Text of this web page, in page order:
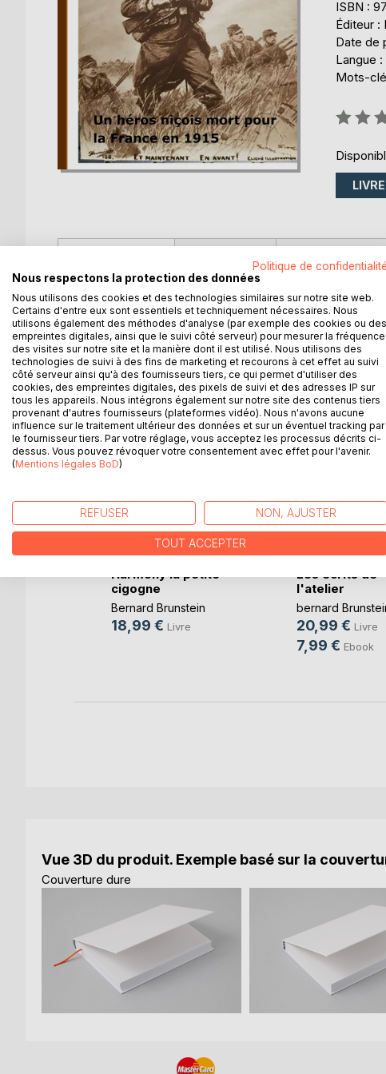
ISBN :
Éditeur :
Date de
Langue
Mots-
LIVRE
Histoire d'un jeune niçois mort pour la France en 1915
CRITIQUES
D’AUTRES TITRES À
Harmony la petite
cigogne
Bernard Brunstein
18,99 € Livre
Les écrits de
l'atelier
bernard
20,99 € Livre
7,99 € Ebook
Vue 3D du produit. Exemple basé sur la
Couverture dure
Politique de confidentialité
Nous respectons la protection des données
Nous utilisons des cookies et des technologies similaires sur notre site web.
Certains d'entre eux sont essentiels et techniquement nécessaires. Nous
utilisons également des méthodes d'analyse (par exemple des cookies ou des
empreintes digitales, ainsi que le suivi côté serveur) pour mesurer la fréquence
des visites sur notre site et la manière dont il est utilisé. Nous utilisons des
technologies de suivi à des fins de marketing et recourons à cet effet au suivi
côté serveur ainsi qu'à des fournisseurs tiers, ce qui permet d'utiliser des
cookies, des empreintes digitales, des pixels de suivi et des adresses IP sur
tous les appareils. Nous intégrons également sur notre site des contenus tiers
provenant d'autres fournisseurs (plateformes vidéo). Nous n'avons aucune
influence sur le traitement ultérieur des données et sur un éventuel tracking par
le fournisseur tiers. Par votre réglage, vous acceptez les processus décrits ci-
dessus. Vous pouvez révoquer votre consentement avec effet pour l'avenir.
(Mentions légales BoD)
REFUSER NON, AJUSTER
TOUT ACCEPTER